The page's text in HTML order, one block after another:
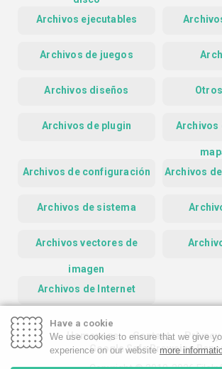
Archivos ejecutables
Archivos de juegos
Archivos diseños
Archivos de plugin Archivos
Archivos de configuración
Archivos
Archivos de sistema
Archivos vectores de
imagen
Archivos de Internet
Homepage Contact
Privacy
Google Safe Browsing
Have a cookie
We use cookies to ensure that we give
experience on our website more